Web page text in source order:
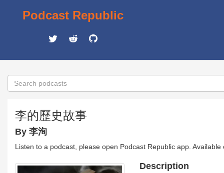
Podcast Republic
李的歷史故事
By 李洵
Listen to a podcast, please open Podcast Republic app.
Description